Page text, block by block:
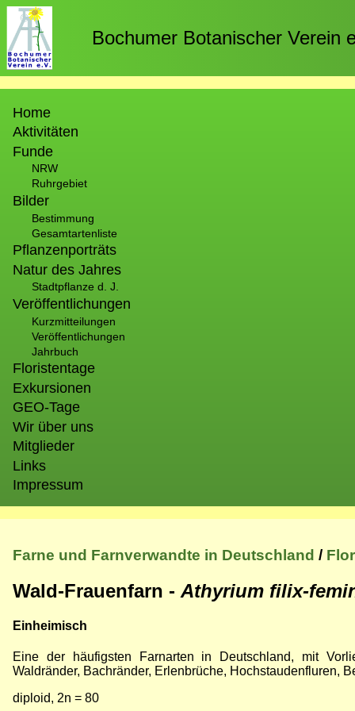
Direkt
zum
Inhalt
Bochumer Botanischer Verein
Home
Aktivitäten
Funde
NRW
Ruhrgebiet
Bilder
Bestimmung
Gesamtartenliste
Pflanzenporträts
Natur des Jahres
Stadtpflanze d. J.
Veröffentlichungen
Kurzmitteilungen
Veröffentlichungen
Jahrbuch
Floristentage
Exkursionen
GEO-Tage
Wir über uns
Mitglieder
Links
Impressum
Farne und Farnverwandte in Deutschland /
Wald-Frauenfarn - Athyrium filix-
Einheimisch
Eine der häufigsten Farnarten in Deutschland, mit
Waldränder, Bachränder, Erlenbrüche, Hochstaudenfluren,
diploid, 2n = 80